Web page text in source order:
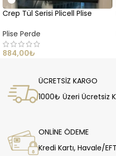
Crep Tül Serisi Plicell Plise
Plise Perde
884,00₺
ÜCRETSİZ KARGO
1000₺ Üzeri Ücretsiz
ONLİNE ÖDEME
Kredi Kartı, Havale/EFT